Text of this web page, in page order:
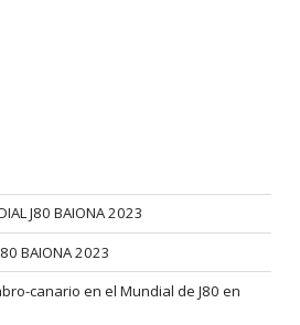
J80 BAIONA 2023
BAIONA 2023
canario en el Mundial de J80 en